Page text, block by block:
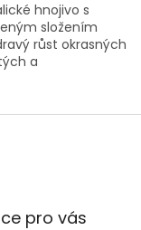
hnojivo s
složením
růst okrasných
a
pro vás